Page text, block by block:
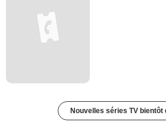
Nouvelles séries TV bientôt